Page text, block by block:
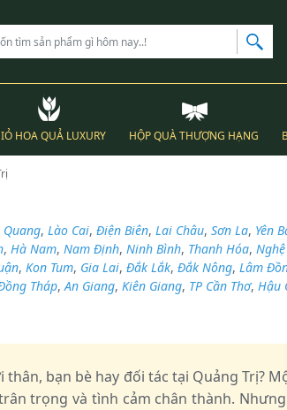
HOA QUẢ LUXURY HỘP QUÀ THƯỢNG HẠNG
Quang, Lào Cai, Điện Biên, Lai Châu, Sơn La, Yên
, Hà Nam, Nam Định, Ninh Bình, Thanh Hóa,
, Kon Tum, Gia Lai, Đắk Lắk, Đắk Nông, Lâm
Tháp,An Giang, Kiên Giang, TP Cần Thơ, Hậu
bạn bè hay đối tác tại Quảng Trị?
trọng và tình cảm chân thành.